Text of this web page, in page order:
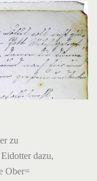
zu
dazu,
Ober=